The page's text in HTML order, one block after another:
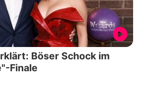
Böser Schock im
Finale